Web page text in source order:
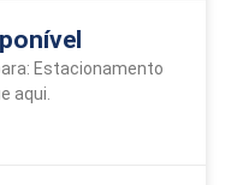
Estacionamento
aqui.